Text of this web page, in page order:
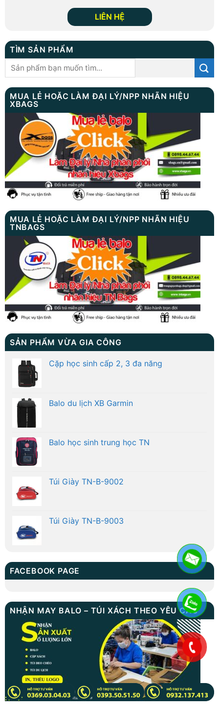
LIÊN HỆ
TÌM SẢN PHẨM
Tìm
MUA LẺ HOẶC LÀM ĐẠI LÝ/NPP NHÃN HIỆU
XBAGS
MUA LẺ HOẶC LÀM ĐẠI LÝ/NPP NHÃN HIỆU
TNBAGS
SẢN PHẨM VỪA GIA CÔNG
Cặp học sinh cấp 2, 3 đa năng
Balo du lịch XB Garmin
Balo học sinh trung học TN
Túi Giày TN-B-9002
Túi Giày TN-B-9003
FACEBOOK PAGE
NHẬN MAY BALO – TÚI XÁCH THEO YÊU CẦU
.